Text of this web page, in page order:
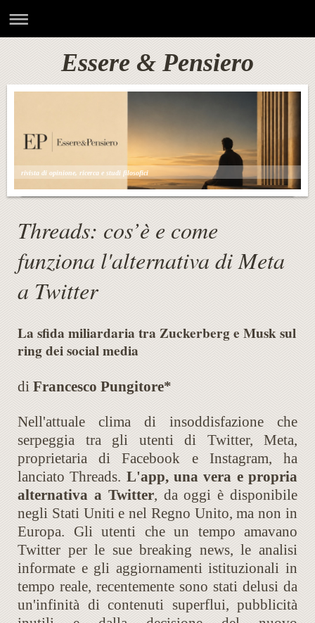
Essere & Pensiero
rivista di opinione, ricerca e studi filosofici
Threads: cos’è e come
funziona l'alternativa di Meta
a Twitter
La sfida miliardaria tra Zuckerberg e Musk sul
ring dei social media
di Francesco Pungitore*
Nell'attuale clima di insoddisfazione che
serpeggia tra gli utenti di Twitter, Meta,
proprietaria di Facebook e Instagram, ha
lanciato Threads. L'app, una vera e propria
alternativa a Twitter, da oggi è disponibile
negli Stati Uniti e nel Regno Unito, ma non in
Europa. Gli utenti che un tempo amavano
Twitter per le sue breaking news, le analisi
informate e gli aggiornamenti istituzionali in
tempo reale, recentemente sono stati delusi da
un'infinità di contenuti superflui, pubblicità